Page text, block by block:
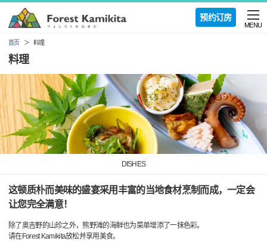
预约订房
MENU
首页 料理
料理
DISHES
这顿质朴而美味的盛宴采用丰富的当地食材烹制而成，一定会
让您完全满意！
除了奥吉野的山珍之外，熊野滩的海鲜也为菜单增添了一抹色彩。
请在Forest Kamikita放松并享用美食。